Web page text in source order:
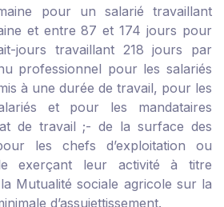
pour un salarié travaillant
et entre 87 et 174 jours pour
jours travaillant 218 jours par
professionnel pour les salariés
à une durée de travail, pour les
et pour les mandataires
de travail ;- de la surface des
les chefs d’exploitation ou
exerçant leur activité à titre
Mutualité sociale agricole sur la
d’assujettissement.